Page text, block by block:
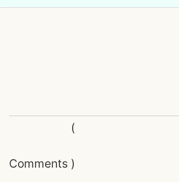
Comments
(
)